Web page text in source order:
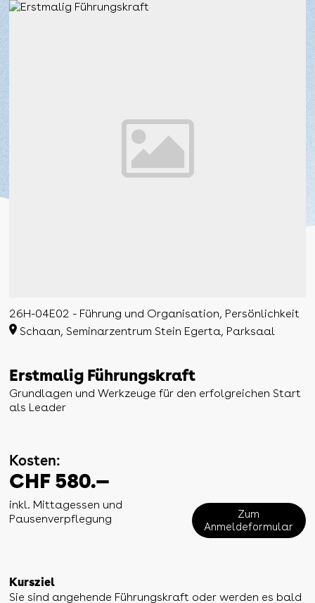
26H-04E02 - Führung und Organisation, Persönlichkeit
Schaan, Seminarzentrum Stein Egerta, Parksaal
Erstmalig Führungskraft
Grundlagen und Werkzeuge für den erfolgreichen Start
als Leader
Kosten:
CHF 580.—
inkl. Mittagessen und
Pausenverpflegung
Zum
Anmeldeformular
Kursziel
Sie sind angehende Führungskraft oder werden es bald